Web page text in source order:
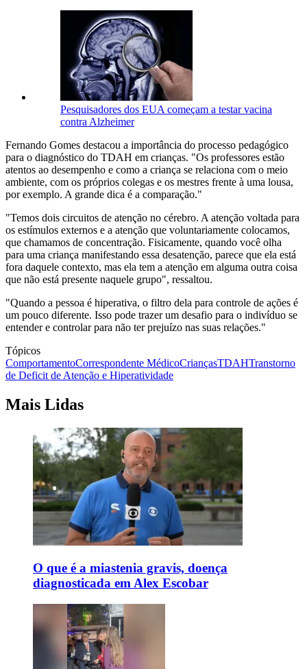
Pesquisadores dos EUA começam a testar vacina
contra Alzheimer
Fernando Gomes destacou a importância do processo pedagógico
para o diagnóstico do TDAH em crianças. "Os professores estão
atentos ao desempenho e como a criança se relaciona com o meio
ambiente, com os próprios colegas e os mestres frente à uma lousa,
por exemplo. A grande dica é a comparação."
"Temos dois circuitos de atenção no cérebro. A atenção voltada para
os estímulos externos e a atenção que voluntariamente colocamos,
que chamamos de concentração. Fisicamente, quando você olha
para uma criança manifestando essa desatenção, parece que ela está
fora daquele contexto, mas ela tem a atenção em alguma outra coisa
que não está presente naquele grupo", ressaltou.
"Quando a pessoa é hiperativa, o filtro dela para controle de ações é
um pouco diferente. Isso pode trazer um desafio para o indivíduo se
entender e controlar para não ter prejuízo nas suas relações."
Tópicos
ComportamentoCorrespondente MédicoCriançasTDAHTranstorno
de Deficit de Atenção e Hiperatividade
Mais Lidas
O que é a miastenia gravis, doença
diagnosticada em Alex Escobar